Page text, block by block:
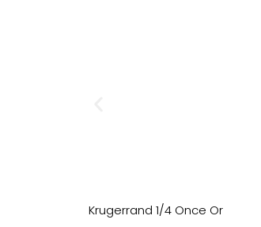
Krugerrand 1/4 Once Or